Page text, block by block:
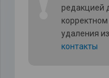
редакцией
удаления
контакты